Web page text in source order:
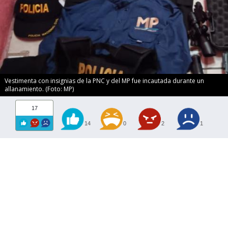
Vestimenta con insignias de la PNC y del MP fue incautada durante un
allanamiento. (Foto: MP)
17
14 0 2 1